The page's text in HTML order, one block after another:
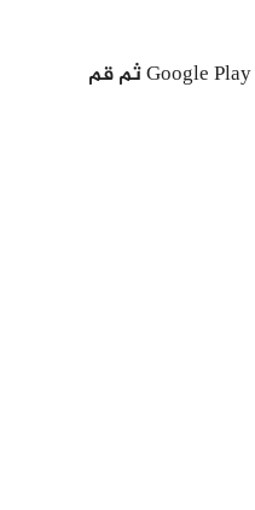
قم بتثبيت WhatsApp من متجر Google Play ثم قم